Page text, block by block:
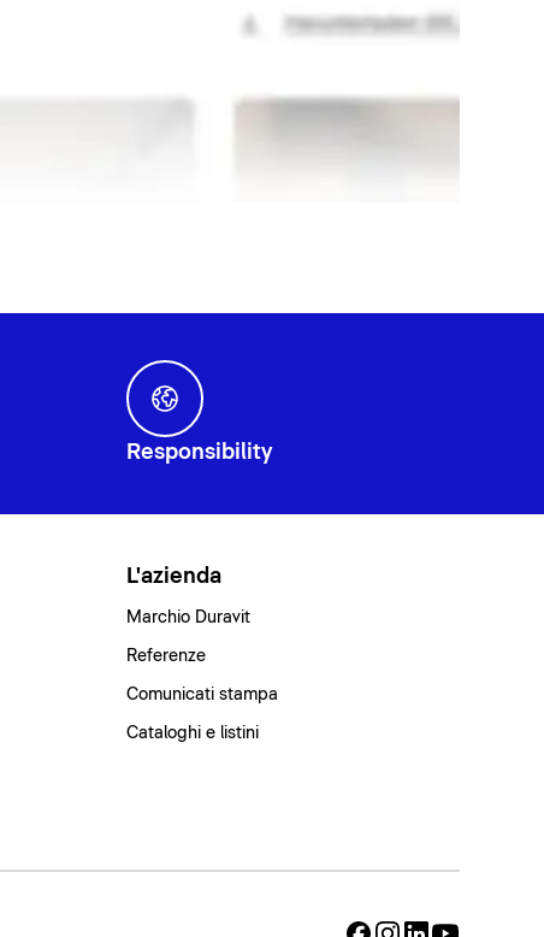
Responsibility
L'azienda
Marchio Duravit
Referenze
Comunicati stampa
Cataloghi e listini